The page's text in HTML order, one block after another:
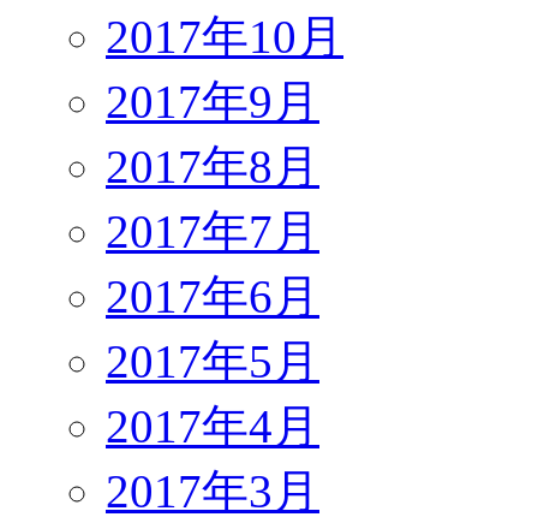
2017年10月
2017年9月
2017年8月
2017年7月
2017年6月
2017年5月
2017年4月
2017年3月